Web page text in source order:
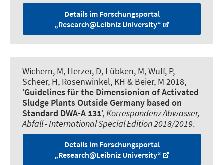
Details im Forschungsportal
„Research@Leibniz University“
Wichern, M, Herzer, D, Lübken, M, Wulf, P,
Scheer, H, Rosenwinkel, KH & Beier, M 2018,
'Guidelines für the Dimensionion of Activated
Sludge Plants Outside Germany based on
Standard DWA-A 131',Korrespondenz Abwasser,
Abfall - International Special Edition 2018/2019.
Details im Forschungsportal
„Research@Leibniz University“